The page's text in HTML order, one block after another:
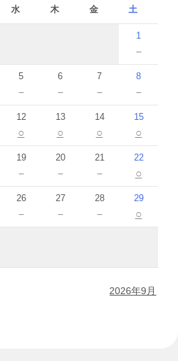
水 木 金 土
1
－
5
－
6
－
7
－
8
－
12
○
13
○
14
○
15
○
19
－
20
－
21
－
22
○
26
－
27
－
28
－
29
○
2026年9月